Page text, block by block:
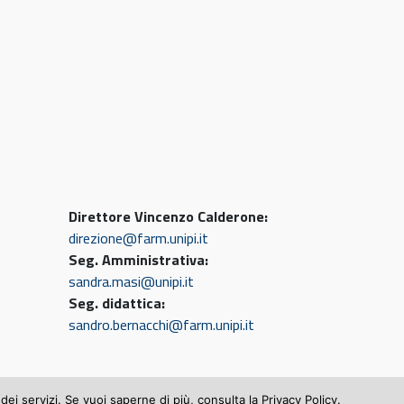
Direttore Vincenzo Calderone:
direzione@farm.unipi.it
Seg. Amministrativa:
sandra.masi@unipi.it
Seg. didattica:
sandro.bernacchi@farm.unipi.it
servizi. Se vuoi saperne di più, consulta la Privacy Policy.